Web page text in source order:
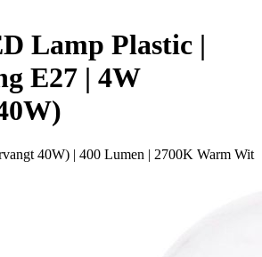
Lamp Plastic |
E27 | 4W
40W) | 400 Lumen | 2700K Warm Wit